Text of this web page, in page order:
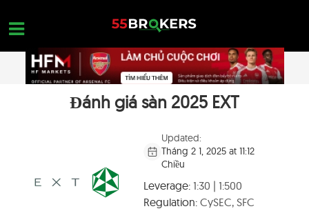
content
ĐÀO TẠO FOREX
Đánh giá sàn 2025 EXT
Updated:
Tháng 2 1, 2025 at 11:12
Chiều
Leverage:1:30 | 1:500
Regulation:CySEC, SFC